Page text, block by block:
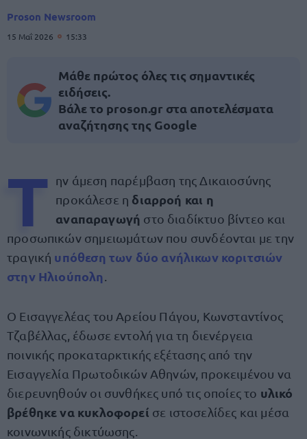
Proson Newsroom
15 Μαΐ 2026 15:33
Μάθε πρώτος όλες τις σημαντικές
ειδήσεις.
Βάλε το proson.gr στα αποτελέσματα
αναζήτησης της Google
Τ
ην άμεση παρέμβαση της Δικαιοσύνης
προκάλεσε η διαρροή και η
αναπαραγωγή στο διαδίκτυο βίντεο και
προσωπικών σημειωμάτων που συνδέονται με την
τραγική υπόθεση των δύο ανήλικων κοριτσιών
στην Ηλιούπολη
Ο Εισαγγελέας του Αρείου Πάγου, Κωνσταντίνος
Τζαβέλλας, έδωσε εντολή για τη διενέργεια
ποινικής προκαταρκτικής εξέτασης από την
Εισαγγελία Πρωτοδικών Αθηνών, προκειμένου να
διερευνηθούν οι συνθήκες υπό τις οποίες το υλικό
βρέθηκε να κυκλοφορεί σε ιστοσελίδες και μέσα
κοινωνικής δικτύωσης.